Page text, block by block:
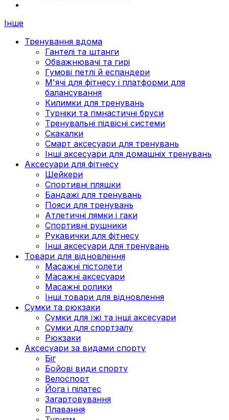
Інше
Тренування вдома
Гантелі та штанги
Обважнювачі та гирі
Гумові петлі й еспандери
М'ячі для фітнесу і платформи для
балансування
Килимки для тренувань
Турніки та гімнастичні бруси
Тренувальні підвісні системи
Скакалки
Смарт аксесуари для тренувань
Інші аксесуари для домашніх тренувань
Аксесуари для фітнесу
Шейкери
Спортивні пляшки
Бандажі для тренувань
Пояси для тренувань
Атлетичні лямки і гаки
Спортивні рушники
Рукавички для фітнесу
Інші аксесуари для тренувань
Товари для відновлення
Масажні пістолети
Масажні аксесуари
Масажні ролики
Інші товари для відновлення
Сумки та рюкзаки
Сумки для їжі та інші аксесуари
Сумки для спортзалу
Рюкзаки
Аксесуари за видами спорту
Біг
Бойові види спорту
Велоспорт
Йога і пілатес
Загартовування
Плавання